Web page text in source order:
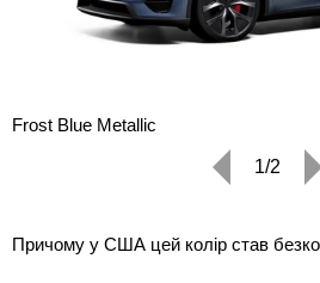
Frost Blue Metallic
1/2
Причому у США цей колір став